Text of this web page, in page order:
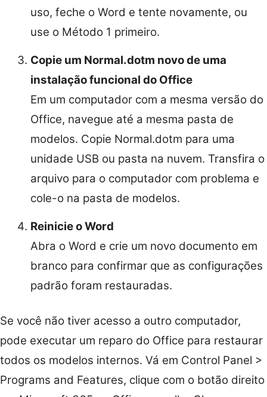
uso, feche o Word e tente novamente, ou
use o Método 1 primeiro.
Copie um Normal.dotm novo de uma
instalação funcional do Office
Em um computador com a mesma versão do
Office, navegue até a mesma pasta de
modelos. Copie Normal.dotm para uma
unidade USB ou pasta na nuvem. Transfira o
arquivo para o computador com problema e
cole-o na pasta de modelos.
Reinicie o Word
Abra o Word e crie um novo documento em
branco para confirmar que as configurações
padrão foram restauradas.
Se você não tiver acesso a outro computador,
pode executar um reparo do Office para restaurar
todos os modelos internos. Vá em Control Panel >
Programs and Features, clique com o botão direito